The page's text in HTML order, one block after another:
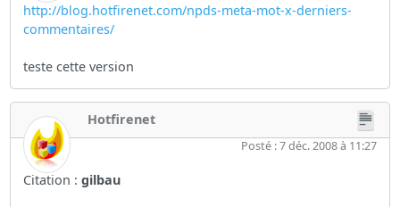
http://blog.hotfirenet.com/npds-meta-mot-x-derniers-
commentaires/
teste cette version
Hotfirenet
Posté : 7 déc. 2008 à 11:27
Citation :gilbau